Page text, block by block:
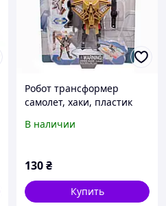
Робот трансформер
самолет, хаки, пластик
В наличии
130₴
Купить